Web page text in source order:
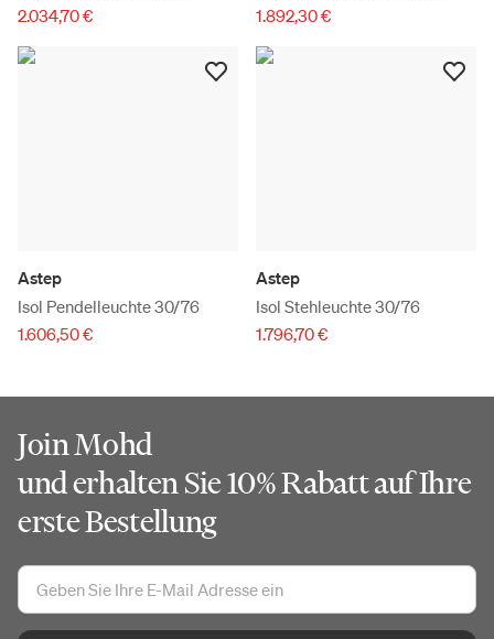
2.034,70 €
1.892,30 €
Astep
Isol Pendelleuchte 30/76
1.606,50 €
Astep
Isol Stehleuchte 30/76
1.796,70 €
Join Mohd
und erhalten Sie 10% Rabatt auf Ihre
erste Bestellung